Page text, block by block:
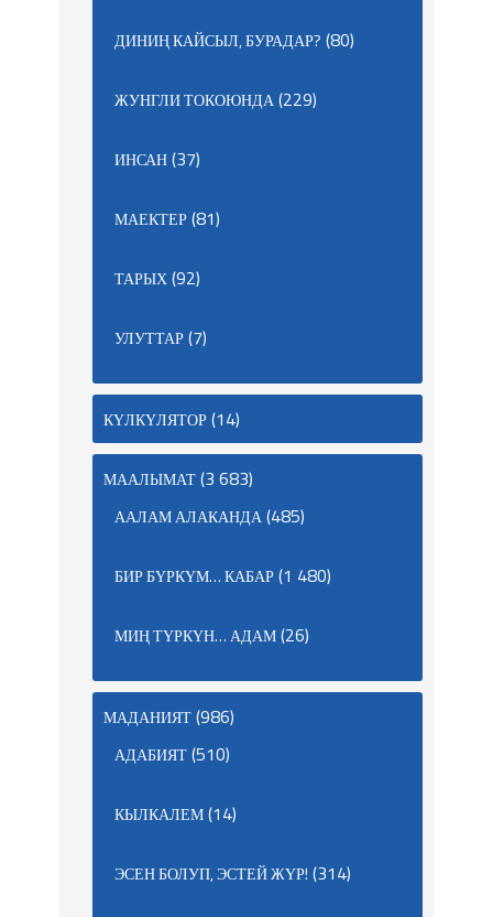
ДИНИҢ КАЙСЫЛ, БУРАДАР? (80)
ЖУНГЛИ ТОКОЮНДА(229)
ИНСАН(37)
МАЕКТЕР(81)
ТАРЫХ(92)
УЛУТТАР(7)
КҮЛКҮЛЯТОР(14)
МААЛЫМАТ(3 683)
ААЛАМ АЛАКАНДА(485)
БИР БҮРКҮМ… КАБАР(1 480)
МИҢ ТҮРКҮН… АДАМ(26)
МАДАНИЯТ(986)
АДАБИЯТ(510)
КЫЛКАЛЕМ(14)
ЭСЕН БОЛУП, ЭСТЕЙ ЖҮР! (314)